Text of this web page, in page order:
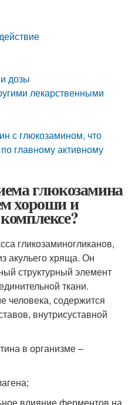
дозы
лекарственными
с глюкозамином, что
главному активному
глюкозамина
хороши и
гликозаминогликанов,
акульего хряща. Он
структурный элемент
ткани.
человека, содержится
внутрисуставной
в организме –